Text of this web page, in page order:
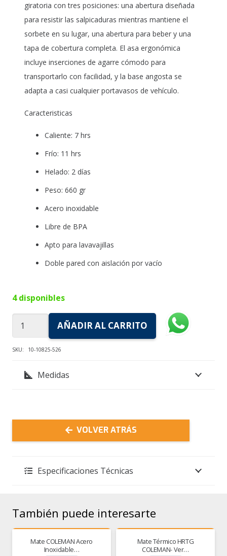
giratoria con tres posiciones: una abertura diseñada
para resistir las salpicaduras mientras mantiene el
sorbete en su lugar, una abertura para beber y una
tapa de cobertura completa. El asa ergonómica
incluye inserciones de agarre cómodo para
transportarlo con facilidad, y la base angosta se
adapta a casi cualquier portavasos de vehículo.
Caracteristicas
Caliente: 7 hrs
Frío: 11 hrs
Helado: 2 días
Peso: 660 gr
Acero inoxidable
Libre de BPA
Apto para lavavajillas
Doble pared con aislación por vacío
4 disponibles
Vaso
STANLEY
QUENCHER
AÑADIR AL CARRITO
SKU: 10-10825-526
Medidas
VOLVER ATRÁS
Especificaciones Técnicas
También puede interesarte
Mate COLEMAN Acero
Inoxidable…
Mate Térmico HRTG
COLEMAN- Ver…